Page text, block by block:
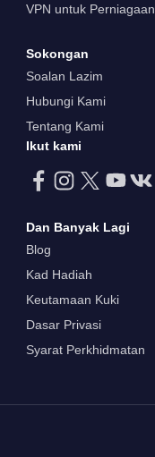
VPN untuk Perniagaan
Sokongan
Soalan Lazim
Hubungi Kami
Tentang Kami
Ikut kami
Dan Banyak Lagi
Blog
Kad Hadiah
Keutamaan Kuki
Dasar Privasi
Syarat Perkhidmatan